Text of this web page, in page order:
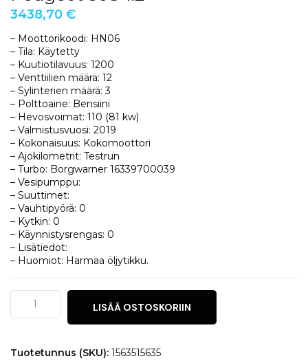
3438,70 €
– Moottorikoodi: HN06
– Tila: Käytetty
– Kuutiotilavuus: 1200
– Venttiilien määrä: 12
– Sylinterien määrä: 3
– Polttoaine: Bensiini
– Hevosvoimat: 110 (81 kw)
– Valmistusvuosi: 2019
– Kokonaisuus: Kokomoottori
– Ajokilometrit: Testrun
– Turbo: Borgwarner 16339700039
– Vesipumppu:
– Suuttimet:
– Vauhtipyörä: 0
– Kytkin: 0
– Käynnistysrengas: 0
– Lisätiedot:
– Huomiot: Harmaa öljytikku.
Peugeot
1.2
LISÄÄ OSTOSKORIIN
Tuotetunnus (SKU): 1563515635